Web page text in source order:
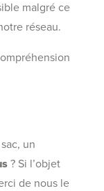
malgré ce
réseau.
un
? Si l’objet
de nous le